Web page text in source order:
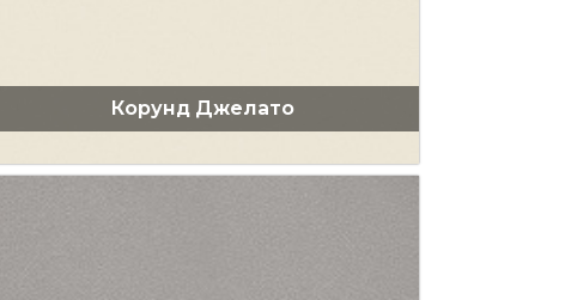
Корунд Джелато